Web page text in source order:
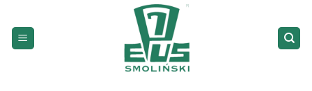
do
zawartości